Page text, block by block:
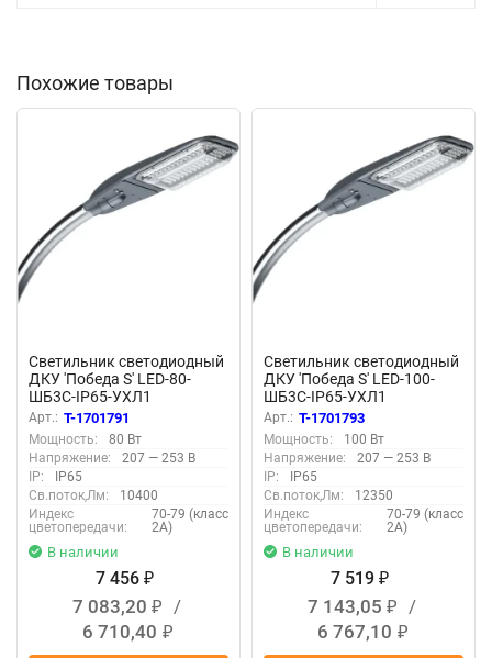
Похожие товары
Светильник светодиодный
ДКУ 'Победа S' LED-80-
ШБ3С-IP65-УХЛ1
(750/E/X/RAL9023/C50/PM
MA/ST/G1) сер. GALAD
22728
Арт.: T-1701791
Мощность:
80 Вт
Напряжение:
207 — 253 В
IP:
IP65
Св.поток,Лм:
10400
Индекс
цветопередачи:
70-79 (класс
2А)
В наличии
7 456 ₽
7 083,20 ₽
/
6 710,40 ₽
Светильник светодиодный
ДКУ 'Победа S' LED-100-
ШБ3С-IP65-УХЛ1
(750/E/X/RAL9023/C50/PM
MA/ST/G1) сер. GALAD
22730
Арт.: T-1701793
Мощность:
100 Вт
Напряжение:
207 — 253 В
IP:
IP65
Св.поток,Лм:
12350
Индекс
цветопередачи:
70-79 (класс
2А)
В наличии
7 519 ₽
7 143,05 ₽
/
6 767,10 ₽